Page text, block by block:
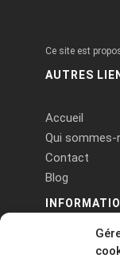
Ce site est
AUTRES
Accueil
Qui sommes-
Contact
Blog
PA Keneach